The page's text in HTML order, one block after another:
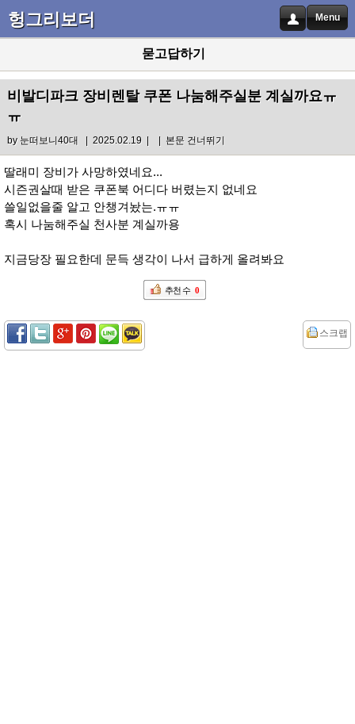
헝그리보더 Menu
묻고답하기
비발디파크 장비렌탈 쿠폰 나눔해주실분 계실까요ㅠ
ㅠ
by 눈떠보니40대 | 2025.02.19 | | 본문 건너뛰기
딸래미 장비가 사망하였네요...
시즌권살때 받은 쿠폰북 어디다 버렸는지 없네요
쓸일없을줄 알고 안챙겨놨는.ㅠㅠ
혹시 나눔해주실 천사분 계실까용
지금당장 필요한데 문득 생각이 나서 급하게 올려봐요
추천 수 0
스크랩